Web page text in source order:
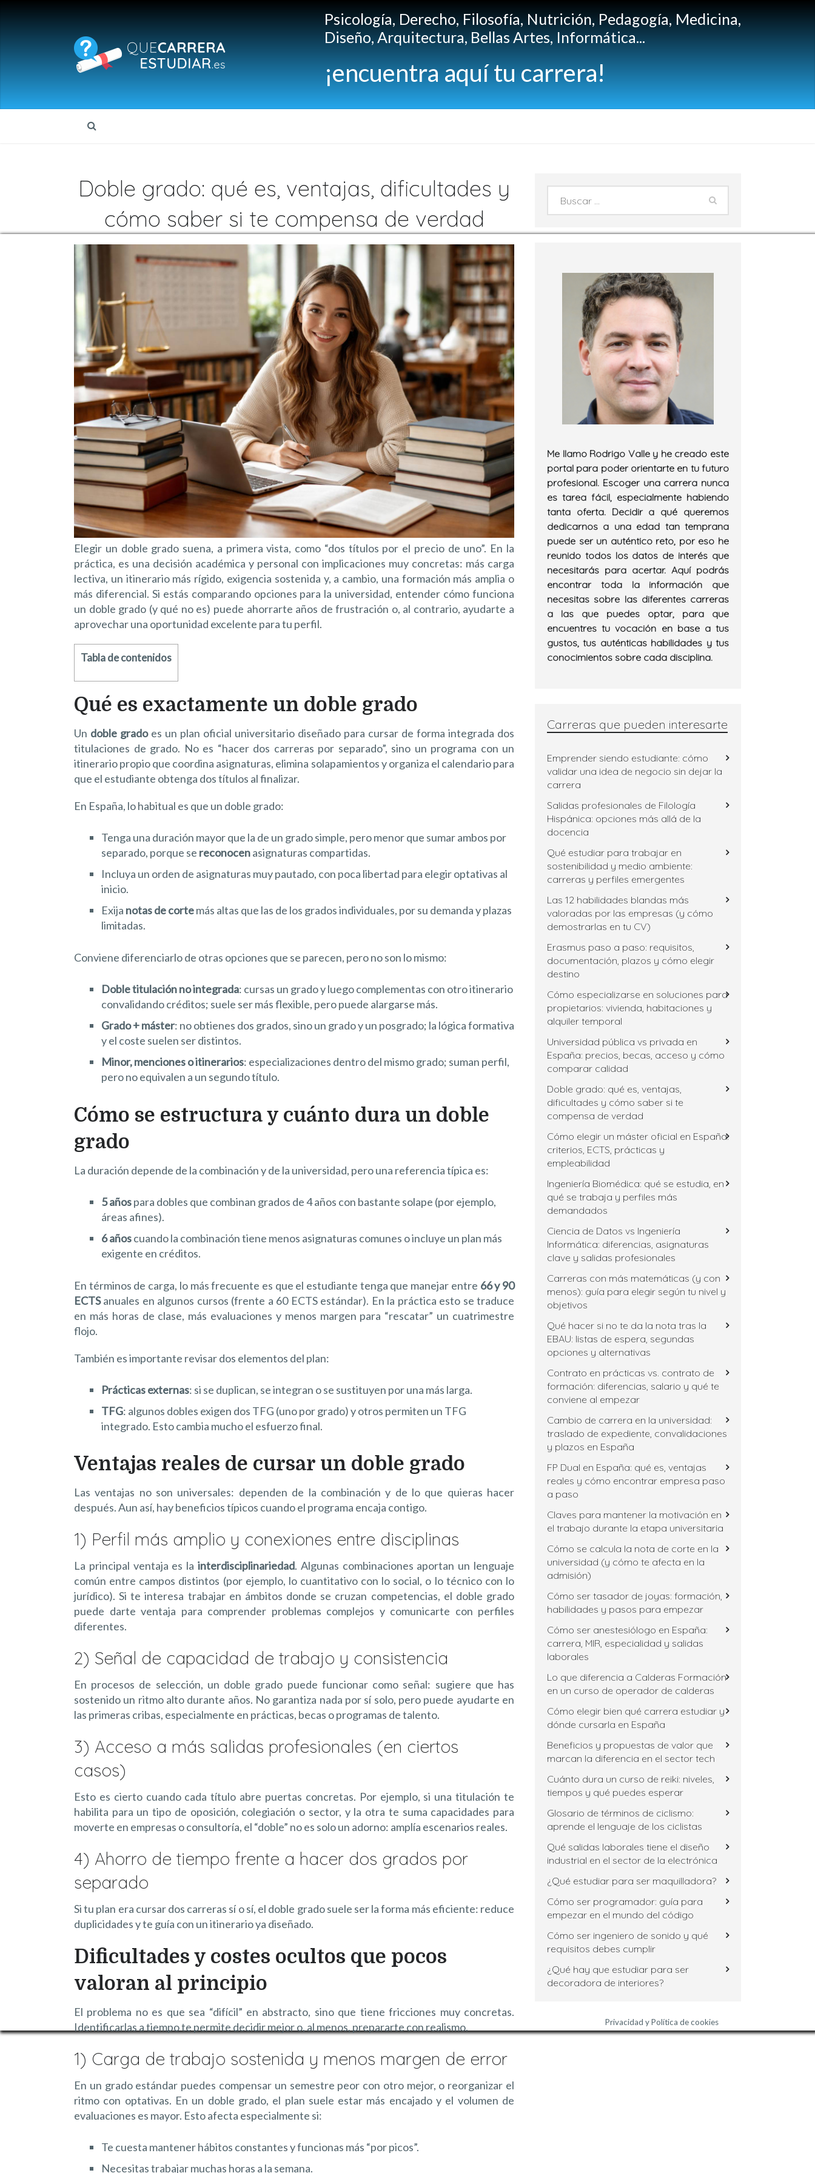
Psicología, Derecho, Filosofía, Nutrición, Pedagogía, Medicina,
Diseño, Arquitectura, Bellas Artes, Informática...
¡encuentra aquí tu carrera!
Doble grado: qué es, ventajas, dificultades y
cómo saber si te compensa de verdad
Elegir un doble grado suena, a primera vista, como “dos títulos por el precio de uno”. En la
práctica, es una decisión académica y personal con implicaciones muy concretas: más carga
lectiva, un itinerario más rígido, exigencia sostenida y, a cambio, una formación más amplia o
más diferencial. Si estás comparando opciones para la universidad, entender cómo funciona
un doble grado (y qué no es) puede ahorrarte años de frustración o, al contrario, ayudarte a
aprovechar una oportunidad excelente para tu perfil.
Tabla de contenidos
Qué es exactamente un doble grado
Un doble gradoes un plan oficial universitario diseñado para cursar de forma integrada dos
titulaciones de grado. No es “hacer dos carreras por separado”, sino un programa con un
itinerario propio que coordina asignaturas, elimina solapamientos y organiza el calendario para
que el estudiante obtenga dos títulos al finalizar.
En España, lo habitual es que un doble grado:
Tenga una duración mayor que la de un grado simple, pero menor que sumar ambos por
separado, porque se reconocenasignaturas compartidas.
Incluya un orden de asignaturas muy pautado, con poca libertad para elegir optativas al
inicio.
Exija notas de cortemás altas que las de los grados individuales, por su demanda y plazas
limitadas.
Conviene diferenciarlo de otras opciones que se parecen, pero no son lo mismo:
Doble titulación no integrada: cursas un grado y luego complementas con otro itinerario
convalidando créditos; suele ser más flexible, pero puede alargarse más.
Grado + máster: no obtienes dos grados, sino un grado y un posgrado; la lógica formativa
y el coste suelen ser distintos.
Minor, menciones o itinerarios: especializaciones dentro del mismo grado; suman perfil,
pero no equivalen a un segundo título.
Cómo se estructura y cuánto dura un doble
grado
La duración depende de la combinación y de la universidad, pero una referencia típica es:
5 añospara dobles que combinan grados de 4 años con bastante solape (por ejemplo,
áreas afines).
6 añoscuando la combinación tiene menos asignaturas comunes o incluye un plan más
exigente en créditos.
En términos de carga, lo más frecuente es que el estudiante tenga que manejar entre 66 y 90
ECTSanuales en algunos cursos (frente a 60 ECTS estándar). En la práctica esto se traduce
en más horas de clase, más evaluaciones y menos margen para “rescatar” un cuatrimestre
flojo.
También es importante revisar dos elementos del plan:
Prácticas externas: si se duplican, se integran o se sustituyen por una más larga.
TFG: algunos dobles exigen dos TFG (uno por grado) y otros permiten un TFG
integrado. Esto cambia mucho el esfuerzo final.
Ventajas reales de cursar un doble grado
Las ventajas no son universales: dependen de la combinación y de lo que quieras hacer
después. Aun así, hay beneficios típicos cuando el programa encaja contigo.
1) Perfil más amplio y conexiones entre disciplinas
La principal ventaja es la interdisciplinariedad. Algunas combinaciones aportan un lenguaje
común entre campos distintos (por ejemplo, lo cuantitativo con lo social, o lo técnico con lo
jurídico). Si te interesa trabajar en ámbitos donde se cruzan competencias, el doble grado
puede darte ventaja para comprender problemas complejos y comunicarte con perfiles
diferentes.
2) Señal de capacidad de trabajo y consistencia
En procesos de selección, un doble grado puede funcionar como señal: sugiere que has
sostenido un ritmo alto durante años. No garantiza nada por sí solo, pero puede ayudarte en
las primeras cribas, especialmente en prácticas, becas o programas de talento.
3) Acceso a más salidas profesionales (en ciertos
casos)
Esto es cierto cuando cada título abre puertas concretas. Por ejemplo, si una titulación te
habilita para un tipo de oposición, colegiación o sector, y la otra te suma capacidades para
moverte en empresas o consultoría, el “doble” no es solo un adorno: amplía escenarios reales.
4) Ahorro de tiempo frente a hacer dos grados por
separado
Si tu plan era cursar dos carreras sí o sí, el doble grado suele ser la forma más eficiente: reduce
duplicidades y te guía con un itinerario ya diseñado.
Dificultades y costes ocultos que pocos
valoran al principio
El problema no es que sea “difícil” en abstracto, sino que tiene fricciones muy concretas.
Identificarlas a tiempo te permite decidir mejor o, al menos, prepararte con realismo.
1) Carga de trabajo sostenida y menos margen de error
En un grado estándar puedes compensar un semestre peor con otro mejor, o reorganizar el
ritmo con optativas. En un doble grado, el plan suele estar más encajado y el volumen de
evaluaciones es mayor. Esto afecta especialmente si:
Te cuesta mantener hábitos constantes y funcionas más “por picos”.
Necesitas trabajar muchas horas a la semana.
Me llamo Rodrigo Valle y he creado este
portal para poder orientarte en tu futuro
profesional. Escoger una carrera nunca
es tarea fácil, especialmente habiendo
tanta oferta. Decidir a qué queremos
dedicarnos a una edad tan temprana
puede ser un auténtico reto, por eso he
reunido todos los datos de interés que
necesitarás para acertar. Aquí podrás
encontrar toda la información que
necesitas sobre las diferentes carreras
a las que puedes optar, para que
encuentres tu vocación en base a tus
gustos, tus auténticas habilidades y tus
conocimientos sobre cada disciplina.
Carreras que pueden interesarte
Emprender siendo estudiante: cómo
validar una idea de negocio sin dejar la
carrera
Salidas profesionales de Filología
Hispánica: opciones más allá de la
docencia
Qué estudiar para trabajar en
sostenibilidad y medio ambiente:
carreras y perfiles emergentes
Las 12 habilidades blandas más
valoradas por las empresas (y cómo
demostrarlas en tu CV)
Erasmus paso a paso: requisitos,
documentación, plazos y cómo elegir
destino
Cómo especializarse en soluciones para
propietarios: vivienda, habitaciones y
alquiler temporal
Universidad pública vs privada en
España: precios, becas, acceso y cómo
comparar calidad
Doble grado: qué es, ventajas,
dificultades y cómo saber si te
compensa de verdad
Cómo elegir un máster oficial en España:
criterios, ECTS, prácticas y
empleabilidad
Ingeniería Biomédica: qué se estudia, en
qué se trabaja y perfiles más
demandados
Ciencia de Datos vs Ingeniería
Informática: diferencias, asignaturas
clave y salidas profesionales
Carreras con más matemáticas (y con
menos): guía para elegir según tu nivel y
objetivos
Qué hacer si no te da la nota tras la
EBAU: listas de espera, segundas
opciones y alternativas
Contrato en prácticas vs. contrato de
formación: diferencias, salario y qué te
conviene al empezar
Cambio de carrera en la universidad:
traslado de expediente, convalidaciones
y plazos en España
FP Dual en España: qué es, ventajas
reales y cómo encontrar empresa paso
a paso
Claves para mantener la motivación en
el trabajo durante la etapa universitaria
Cómo se calcula la nota de corte en la
universidad (y cómo te afecta en la
admisión)
Cómo ser tasador de joyas: formación,
habilidades y pasos para empezar
Cómo ser anestesiólogo en España:
carrera, MIR, especialidad y salidas
laborales
Lo que diferencia a Calderas Formación
en un curso de operador de calderas
Cómo elegir bien qué carrera estudiar y
dónde cursarla en España
Beneficios y propuestas de valor que
marcan la diferencia en el sector tech
Cuánto dura un curso de reiki: niveles,
tiempos y qué puedes esperar
Glosario de términos de ciclismo:
aprende el lenguaje de los ciclistas
Qué salidas laborales tiene el diseño
industrial en el sector de la electrónica
¿Qué estudiar para ser maquilladora?
Cómo ser programador: guía para
empezar en el mundo del código
Cómo ser ingeniero de sonido y qué
requisitos debes cumplir
¿Qué hay que estudiar para ser
decoradora de interiores?
Privacidad y Política de cookies